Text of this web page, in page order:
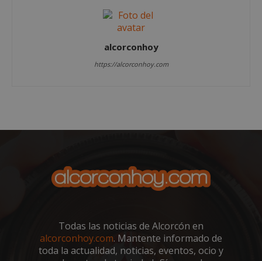
alcorconhoy
https://alcorconhoy.com
Todas las noticias de Alcorcón en
alcorconhoy.com. Mantente informado de
toda la actualidad, noticias, eventos, ocio y
AWSALBCORS
Amazon.com
Inc.
embed.bsky.app